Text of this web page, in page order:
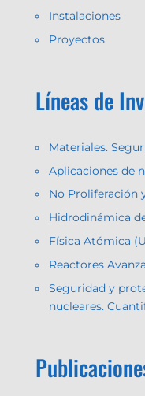
Instalaciones
Proyectos
Líneas de
Materiales.
Aplicaciones de
No Proliferación
Hidrodinámica
Física Atómica
Reactores
Seguridad y
nucleares.